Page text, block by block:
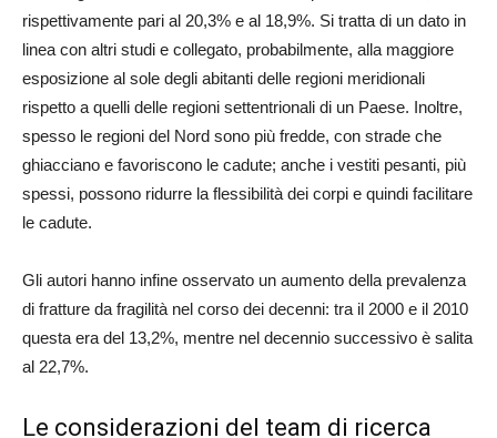
rispettivamente pari al 20,3% e al 18,9%. Si tratta di un dato in
linea con altri studi e collegato, probabilmente, alla maggiore
esposizione al sole degli abitanti delle regioni meridionali
rispetto a quelli delle regioni settentrionali di un Paese. Inoltre,
spesso le regioni del Nord sono più fredde, con strade che
ghiacciano e favoriscono le cadute; anche i vestiti pesanti, più
spessi, possono ridurre la flessibilità dei corpi e quindi facilitare
le cadute.
Gli autori hanno infine osservato un aumento della prevalenza
di fratture da fragilità nel corso dei decenni: tra il 2000 e il 2010
questa era del 13,2%, mentre nel decennio successivo è salita
al 22,7%.
Le considerazioni del team di ricerca